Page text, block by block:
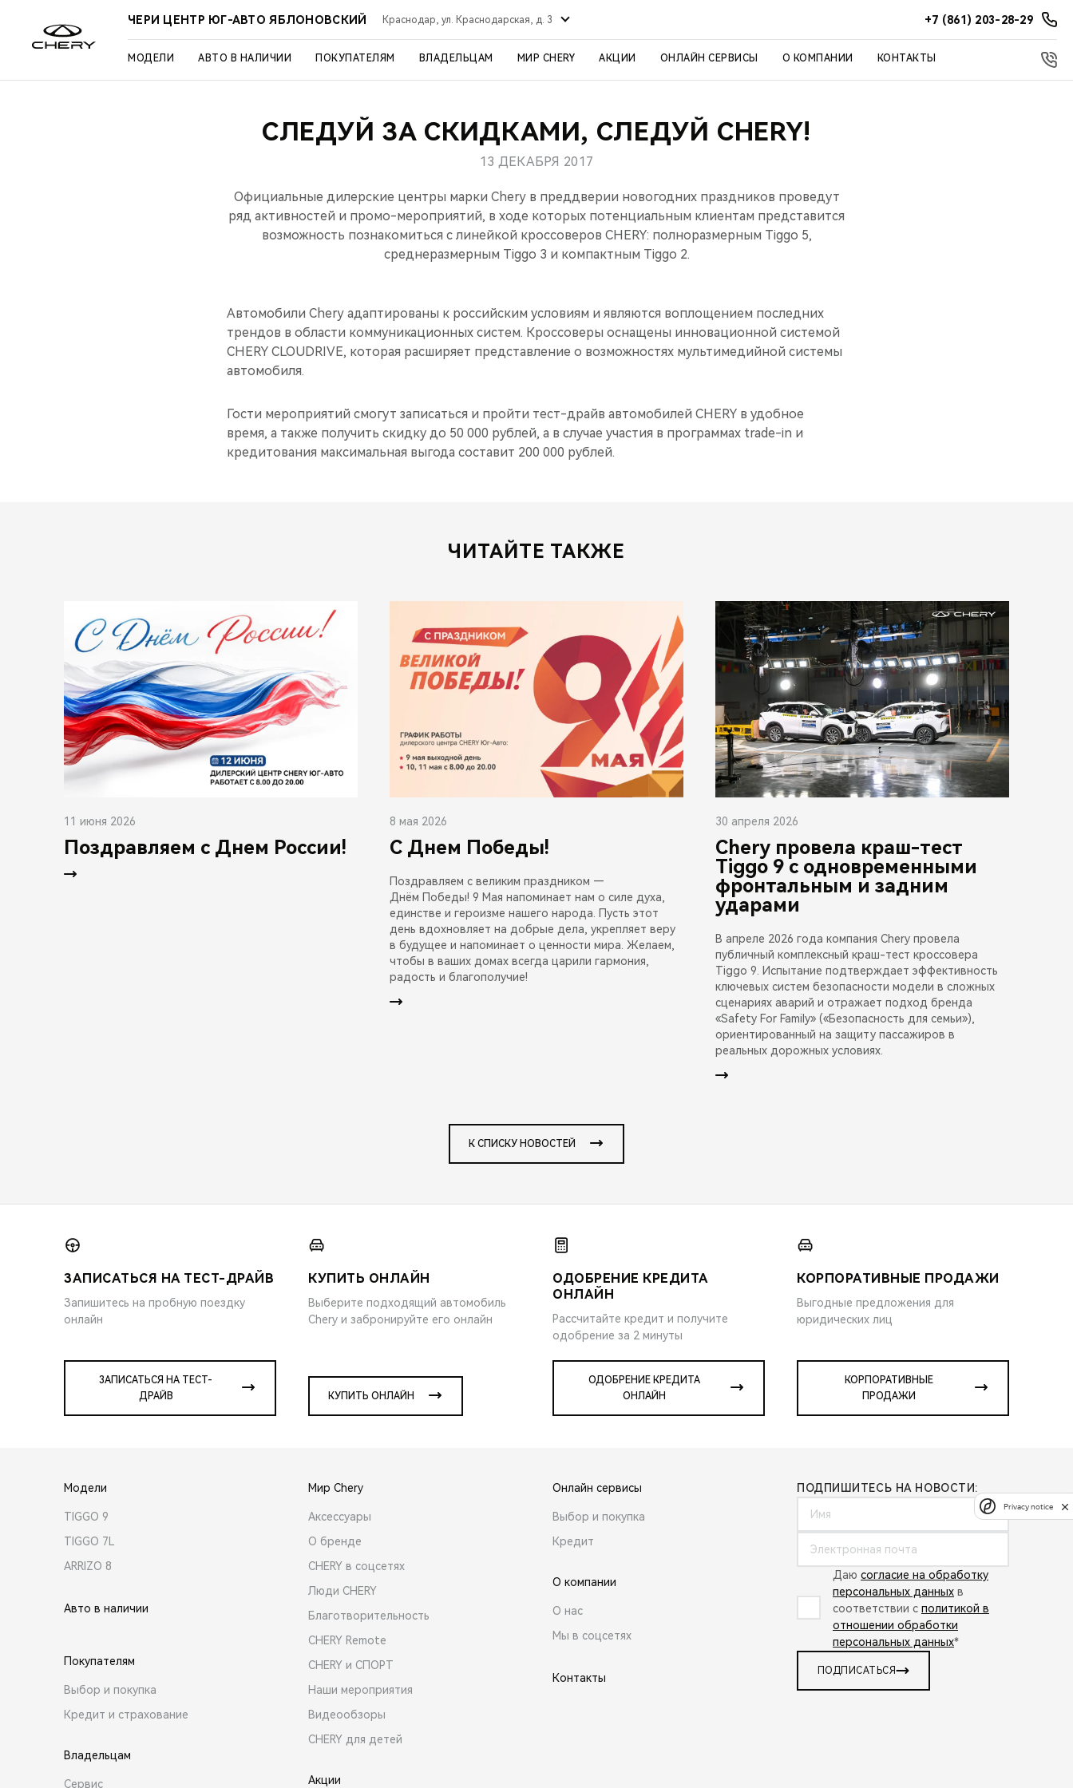
ЧЕРИ ЦЕНТР ЮГ-АВТО ЯБЛОНОВСКИЙ Краснодар, ул. Краснодарская, д. 3 +7 (861) 203-28-29
МОДЕЛИ АВТО В НАЛИЧИИ ПОКУПАТЕЛЯМ ВЛАДЕЛЬЦАМ МИР CHERY АКЦИИ ОНЛАЙН СЕРВИСЫ О КОМПАНИИ КОНТАКТЫ
СЛЕДУЙ ЗА СКИДКАМИ, СЛЕДУЙ CHERY!
13 ДЕКАБРЯ 2017
Официальные дилерские центры марки Chery в преддверии новогодних праздников проведут
ряд активностей и промо-мероприятий, в ходе которых потенциальным клиентам представится
возможность познакомиться с линейкой кроссоверов CHERY: полноразмерным Tiggo 5,
среднеразмерным Tiggo 3 и компактным Tiggo 2.
Автомобили Chery адаптированы к российским условиям и являются воплощением последних
трендов в области коммуникационных систем. Кроссоверы оснащены инновационной системой
CHERY CLOUDRIVE, которая расширяет представление о возможностях мультимедийной системы
автомобиля.
Гости мероприятий смогут записаться и пройти тест-драйв автомобилей CHERY в удобное
время, а также получить скидку до 50 000 рублей, а в случае участия в программах trade-in и
кредитования максимальная выгода составит 200 000 рублей.
ЧИТАЙТЕ ТАКЖЕ
11 июня 2026
Поздравляем с Днем России!
8 мая 2026
С Днем Победы!
Поздравляем с великим праздником —
Днём Победы! 9 Мая напоминает нам о силе духа,
единстве и героизме нашего народа. Пусть этот
день вдохновляет на добрые дела, укрепляет веру
в будущее и напоминает о ценности мира. Желаем,
чтобы в ваших домах всегда царили гармония,
радость и благополучие!
30 апреля 2026
Chery провела краш-тест
Tiggo 9 с одновременными
фронтальным и задним
ударами
В апреле 2026 года компания Chery провела
публичный комплексный краш-тест кроссовера
Tiggo 9. Испытание подтверждает эффективность
ключевых систем безопасности модели в сложных
сценариях аварий и отражает подход бренда
«Safety For Family» («Безопасность для семьи»),
ориентированный на защиту пассажиров в
реальных дорожных условиях.
К СПИСКУ НОВОСТЕЙ
ЗАПИСАТЬСЯ НА ТЕСТ-ДРАЙВ
Запишитесь на пробную поездку
онлайн
ЗАПИСАТЬСЯ НА ТЕСТ-
ДРАЙВ
КУПИТЬ ОНЛАЙН
Выберите подходящий автомобиль
Chery и забронируйте его онлайн
КУПИТЬ ОНЛАЙН
ОДОБРЕНИЕ КРЕДИТА
ОНЛАЙН
Рассчитайте кредит и получите
одобрение за 2 минуты
ОДОБРЕНИЕ КРЕДИТА
ОНЛАЙН
КОРПОРАТИВНЫЕ ПРОДАЖИ
Выгодные предложения для
юридических лиц
КОРПОРАТИВНЫЕ
ПРОДАЖИ
Модели
TIGGO 9
TIGGO 7L
ARRIZO 8
Авто в наличии
Покупателям
Выбор и покупка
Кредит и страхование
Владельцам
Сервис
Мир Chery
Аксессуары
О бренде
CHERY в соцсетях
Люди CHERY
Благотворительность
CHERY Remote
CHERY и СПОРТ
Наши мероприятия
Видеообзоры
CHERY для детей
Акции
Онлайн сервисы
Выбор и покупка
Кредит
О компании
О нас
Мы в соцсетях
Контакты
ПОДПИШИТЕСЬ НА НОВОСТИ:
Даю согласие на обработку
персональных данных в
соответствии с политикой в
отношении обработки
персональных данных*
ПОДПИСАТЬСЯ
Privacy notice